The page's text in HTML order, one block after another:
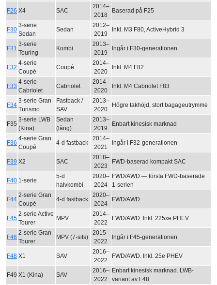
F26 X4 SAC
2014–
2018
Baserad på F25
F30
3-serie
Sedan
Sedan
2012–
2019
Inkl. M3 F80, ActiveHybrid 3
F31
3-serie
Touring
Kombi
2013–
2019
Ingår i F30-generationen
F32
4-serie
Coupé
Coupé
2014–
2020
Inkl. M4 F82
F33
4-serie
Cabriolet
Cabriolet
2014–
2020
Inkl. M4 Cabriolet F83
F34
3-serie Gran
Turismo
Fastback /
SAV
2013–
2020
Högre takhöjd, stort bagageutrymme
F35
3-serie LWB
(Kina)
Sedan
(lång)
2013–
2019
Enbart kinesisk marknad
F36
4-serie Gran
Coupé
4-d fastback
2014–
2021
Ingår i F32-generationen
F39 X2 SAC
2018–
2023
FWD-baserad kompakt SAC
F40 1-serie
5-d
halvkombi
2020–
2024
FWD/AWD — första FWD-baserade
1-serien
F44
2-serie Gran
Coupé
4-d fastback
2020–
2024
FWD/AWD
F45
2-serie Active
Tourer
MPV
2014–
2022
FWD/AWD. Inkl. 225xe PHEV
F46
2-serie Gran
Tourer
MPV (7-sits)
2015–
2022
Ingår i F45-generationen
F48 X1 SAV
2016–
2022
FWD/AWD. Inkl. 25e PHEV
F49 X1 (Kina) SAV
2016–
2022
Enbart kinesisk marknad. LWB-
variant av F48